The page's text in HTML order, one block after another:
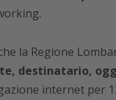
la Regione
destinatario,
internet per